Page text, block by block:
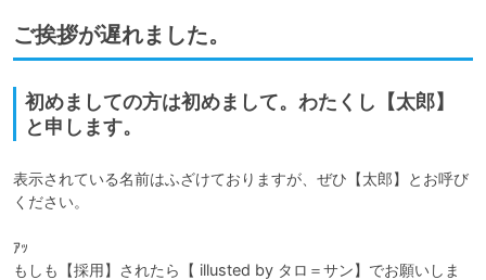
ご挨拶が遅れました。
初めましての方は初めまして。わたくし【太郎】
と申します。
表示されている名前はふざけておりますが、ぜひ【太郎】とお呼び
ください。
ｱｯ
もしも【採用】されたら【 illusted by タロ＝サン】でお願いしま